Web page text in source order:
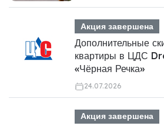
Акция завершена
Дополнительные
квартиры в ЦДС
«Чёрная Речка»
24.07.2026
Акция завершена